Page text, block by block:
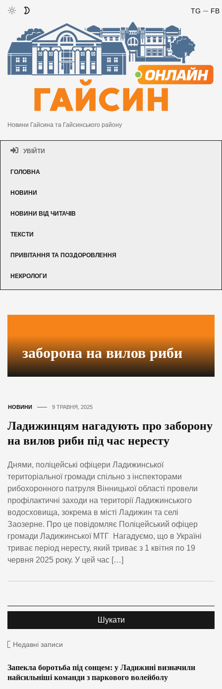
FB
TG
Новини Гайсина та Гайсинського району
УВІЙТИ
ГОЛОВНА
НОВИНИ
НОВИНИ ВІД ЧИТАЧІВ
ТЕКСТИ
ПРИВІТАННЯ ТА ПОЗДОРОВЛЕННЯ
НЕКРОЛОГИ
заборона на вилов риби
НОВИНИ 9 ТРАВНЯ, 2025
Ладижинцям нагадують про заборону
на вилов риби під час нересту
Днями, поліцейські офіцери Ладижинської
територіальної громади спільно з інспекторами
рибохоронного патруля Вінницької області провели
профілактичні заходи на території Ладижинського
водосховища, зокрема в місті Ладижин та селі
Заозерне. Про це повідомляє Поліцейський офіцер
громади Ладижинської МТГ Нагадуємо, що в Україні
триває період нересту, який триває з 1 квітня по 19
червня 2025 року. У цей час […]
Недавні записи
Запекла боротьба під сонцем: у Ладижині визначили
найсильніші команди з паркового волейболу